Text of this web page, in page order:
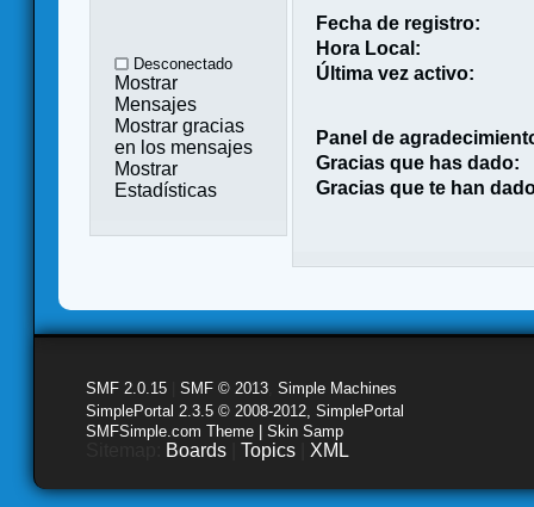
Desconectado
Mostrar
Mensajes
Mostrar gracias
en los mensajes
Mostrar
Estadísticas
Fecha de registro:
Hora Local:
Última vez activo:
Panel de
Gracias que has dado:
Gracias que te han
SMF 2.0.15 SMF © 2013 Simple Machines
SimplePortal 2.3.5 © 2008-2012, SimplePortal
SMFSimple.com Theme | Skin Samp
Boards Topics XML